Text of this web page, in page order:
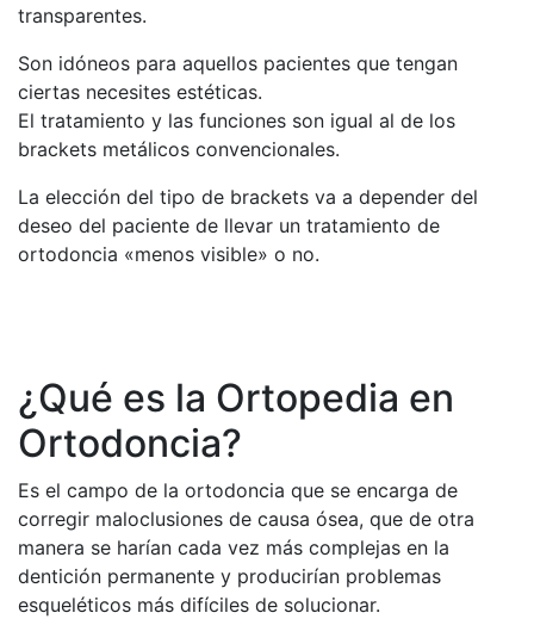
transparentes.
Son idóneos para aquellos pacientes que tengan
ciertas necesites estéticas.
El tratamiento y las funciones son igual al de los
brackets metálicos convencionales.
La elección del tipo de brackets va a depender del
deseo del paciente de llevar un tratamiento de
ortodoncia «menos visible» o no.
¿Qué es la Ortopedia en
Ortodoncia?
Es el campo de la ortodoncia que se encarga de
corregir maloclusiones de causa ósea, que de otra
manera se harían cada vez más complejas en la
dentición permanente y producirían problemas
esqueléticos más difíciles de solucionar.